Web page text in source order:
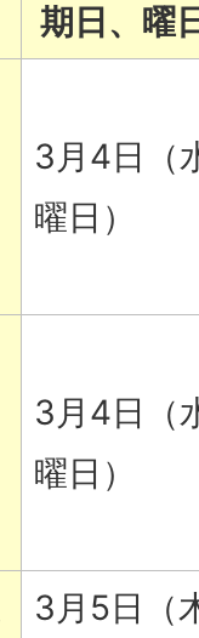
期日、曜
3月4日（
曜日）
3月4日（
曜日）
3月5日（